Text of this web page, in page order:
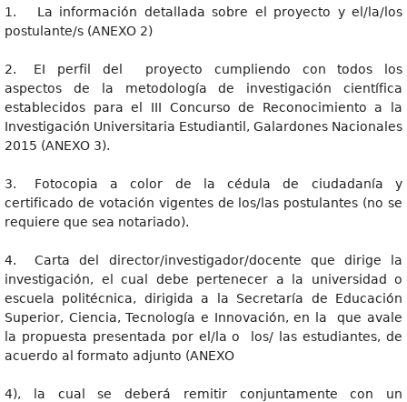
1. La información detallada sobre el proyecto y el/la/los
postulante/s (ANEXO 2)
2. EI perfil del proyecto cumpliendo con todos los
aspectos de la metodología de investigación científica
establecidos para el III Concurso de Reconocimiento a la
Investigación Universitaria Estudiantil, Galardones Nacionales
2015 (ANEXO 3).
3. Fotocopia a color de la cédula de ciudadanía y
certificado de votación vigentes de los/las postulantes (no se
requiere que sea notariado).
4. Carta del director/investigador/docente que dirige la
investigación, el cual debe pertenecer a la universidad o
escuela politécnica, dirigida a la Secretaría de Educación
Superior, Ciencia, Tecnología e Innovación, en la que avale
la propuesta presentada por el/la o los/ las estudiantes, de
acuerdo al formato adjunto (ANEXO
4), la cual se deberá remitir conjuntamente con un